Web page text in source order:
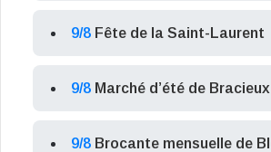
9/8 Fête de la Saint-Laurent
9/8 Marché d’été de Bracieux
9/8 Brocante mensuelle de